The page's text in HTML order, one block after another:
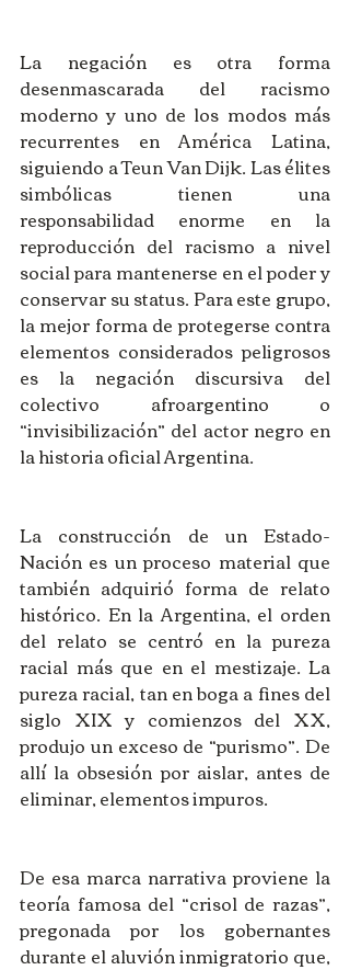
La negación es otra forma
desenmascarada del racismo
moderno y uno de los modos más
recurrentes en América Latina,
siguiendo a Teun Van Dijk. Las élites
simbólicas tienen una
responsabilidad enorme en la
reproducción del racismo a nivel
social para mantenerse en el poder y
conservar su status. Para este grupo,
la mejor forma de protegerse contra
elementos considerados peligrosos
es la negación discursiva del
colectivo afroargentino o
“invisibilización” del actor negro en
la historia oficial Argentina.
La construcción de un Estado-
Nación es un proceso material que
también adquirió forma de relato
histórico. En la Argentina, el orden
del relato se centró en la pureza
racial más que en el mestizaje. La
pureza racial, tan en boga a fines del
siglo XIX y comienzos del XX,
produjo un exceso de “purismo”. De
allí la obsesión por aislar, antes de
eliminar, elementos impuros.
De esa marca narrativa proviene la
teoría famosa del “crisol de razas”,
pregonada por los gobernantes
durante el aluvión inmigratorio que,